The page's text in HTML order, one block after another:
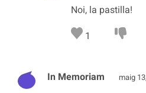
Noi, la pastilla!
1
In Memoriam maig